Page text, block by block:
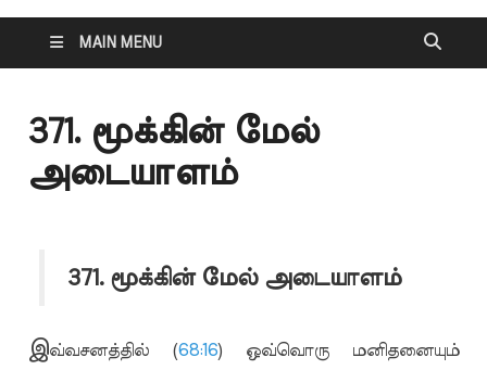
MAIN MENU
371. மூக்கின் மேல்
அடையாளம்
371. மூக்கின் மேல் அடையாளம்
இவ்வசனத்தில் (68:16) ஒவ்வொரு மனிதனையும்